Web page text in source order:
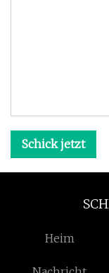
Schick jetzt
Heim